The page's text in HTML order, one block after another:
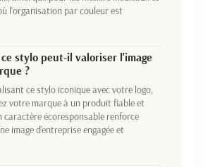
l'organisation par couleur est
stylo peut-il valoriser l'image
?
ce stylo iconique avec votre logo,
votre marque à un produit fiable et
caractère écoresponsable renforce
image d'entreprise engagée et